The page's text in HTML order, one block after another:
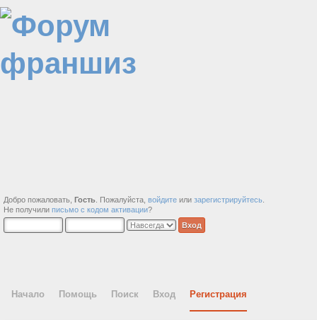
Добро пожаловать, Гость . Пожалуйста, войдите или зарегистрируйтесь
Не получили письмо с кодом активации?
Начало Помощь Поиск Вход Регистрация